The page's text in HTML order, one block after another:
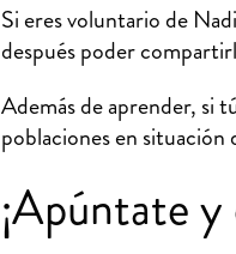
Si eres voluntario de
después poder
Además de aprender, si
poblaciones en situación
¡Apúntate